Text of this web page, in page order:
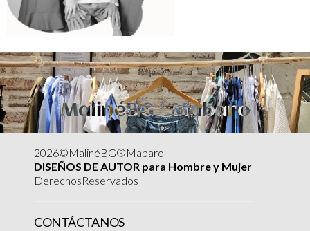
MalinéBG ® Mabaro
2026©MalinéBG®Mabaro
DISEÑOS DE AUTOR para Hombre y Mujer
DerechosReservados
CONTÁCTANOS